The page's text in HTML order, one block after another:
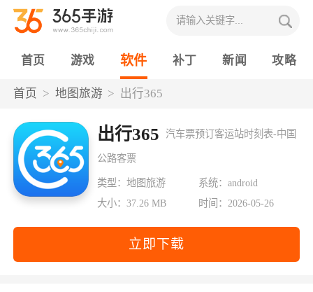
首页 游戏 软件 补丁 新闻 攻略
首页 地图旅游 出行365
出行365 汽车票预订客运站时刻表-中国
公路客票
类型：地图旅游
系统：android
大小：37.26 MB
时间：2026-05-26
立即下载